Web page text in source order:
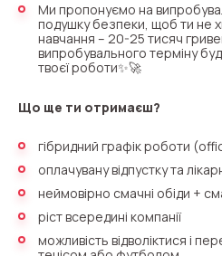
Ми пропонуємо на
подушку безпеки, щоб ти не
навчання – 20-25 тисяч
випробувального терміну
твоєї роботи✨🚀
Що ще ти отримаєш?
гібридний графік роботи
оплачувану відпустку та
неймовірно смачні обіди +
ріст всередині компанії
можливість відволіктися і
Reach out to
Name
Phone
+1
Free consultation
Your name
Заказать
Ваше имя
Заказать Тест
Ваше имя
choosing?